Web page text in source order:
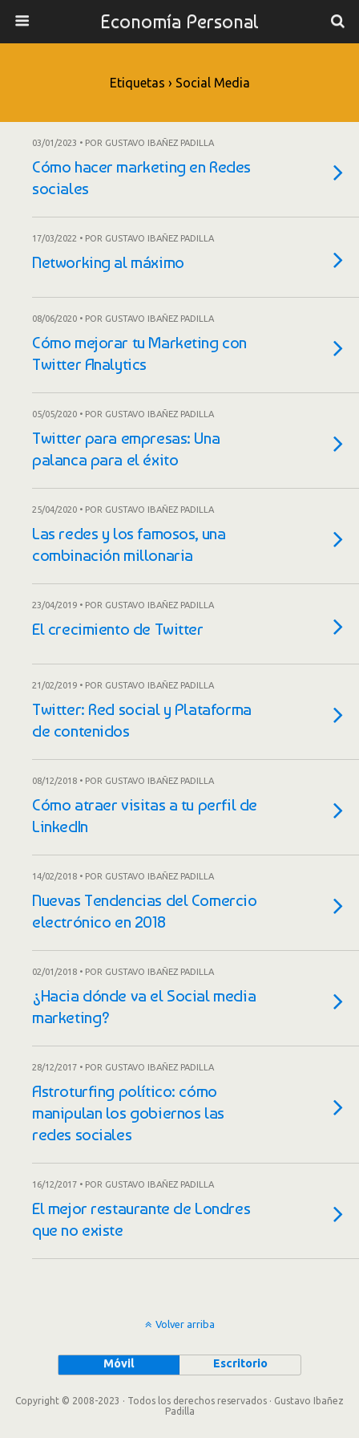
Economía Personal
Etiquetas › Social Media
03/01/2023 • POR GUSTAVO IBAÑEZ PADILLA
Cómo hacer marketing en Redes
sociales
17/03/2022 • POR GUSTAVO IBAÑEZ PADILLA
Networking al máximo
08/06/2020 • POR GUSTAVO IBAÑEZ PADILLA
Cómo mejorar tu Marketing con
Twitter Analytics
05/05/2020 • POR GUSTAVO IBAÑEZ PADILLA
Twitter para empresas: Una
palanca para el éxito
25/04/2020 • POR GUSTAVO IBAÑEZ PADILLA
Las redes y los famosos, una
combinación millonaria
23/04/2019 • POR GUSTAVO IBAÑEZ PADILLA
El crecimiento de Twitter
21/02/2019 • POR GUSTAVO IBAÑEZ PADILLA
Twitter: Red social y Plataforma
de contenidos
08/12/2018 • POR GUSTAVO IBAÑEZ PADILLA
Cómo atraer visitas a tu perfil de
LinkedIn
14/02/2018 • POR GUSTAVO IBAÑEZ PADILLA
Nuevas Tendencias del Comercio
electrónico en 2018
02/01/2018 • POR GUSTAVO IBAÑEZ PADILLA
¿Hacia dónde va el Social media
marketing?
28/12/2017 • POR GUSTAVO IBAÑEZ PADILLA
Astroturfing político: cómo
manipulan los gobiernos las
redes sociales
16/12/2017 • POR GUSTAVO IBAÑEZ PADILLA
El mejor restaurante de Londres
que no existe
Volver arriba
Móvil Escritorio
Copyright © 2008-2023 · Todos los derechos reservados · Gustavo Ibañez
Padilla